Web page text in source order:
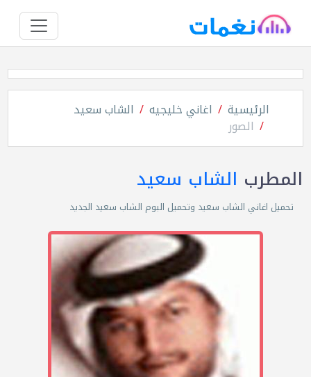
الرئيسية اغاني خليجيه الشاب سعيد
الصور
المطرب الشاب سعيد
تحميل اغاني الشاب سعيد وتحميل البوم الشاب سعيد الجديد